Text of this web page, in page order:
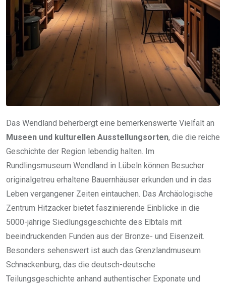
Das Wendland beherbergt eine bemerkenswerte Vielfalt an
Museen und kulturellen Ausstellungsorten, die die reiche
Geschichte der Region lebendig halten. Im
Rundlingsmuseum Wendland in Lübeln können Besucher
originalgetreu erhaltene Bauernhäuser erkunden und in das
Leben vergangener Zeiten eintauchen. Das Archäologische
Zentrum Hitzacker bietet faszinierende Einblicke in die
5000-jährige Siedlungsgeschichte des Elbtals mit
beeindruckenden Funden aus der Bronze- und Eisenzeit.
Besonders sehenswert ist auch das Grenzlandmuseum
Schnackenburg, das die deutsch-deutsche
Teilungsgeschichte anhand authentischer Exponate und